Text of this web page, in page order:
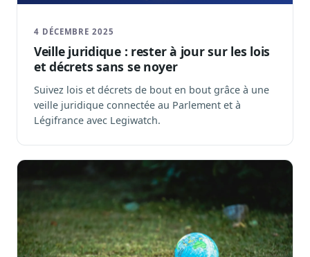
4 DÉCEMBRE 2025
Veille juridique : rester à jour sur les lois
et décrets sans se noyer
Suivez lois et décrets de bout en bout grâce à une
veille juridique connectée au Parlement et à
Légifrance avec Legiwatch.